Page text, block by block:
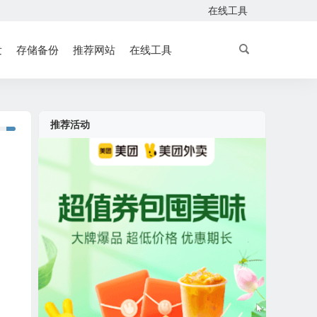
在线工具
存储备份 推荐网站 在线工具
推荐活动